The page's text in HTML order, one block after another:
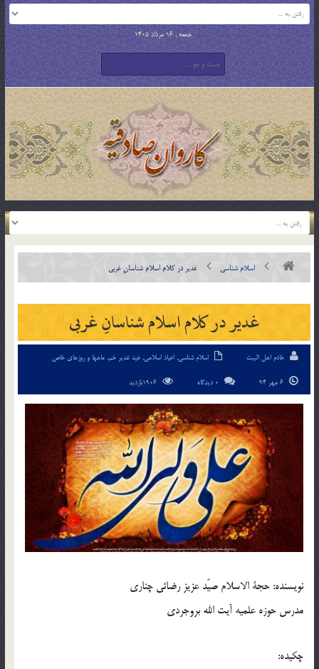
جمعه , 16 مرداد 1405
اسلام شناسی غدیر در کلام اسلام شناسانِ غربی
غدیر در کلام اسلام شناسانِ غربی
خادم اهل البیت اسلام شناسی, اعیاد اسلامی,عید غدیر خم, ماهها و روزهای خاص
0 دیدگاه
نویسنده: حجة الاسلام صیّد عزیز رضائی چناری
مدرس حوزه علمیه آیت الله بروجردی
چکیده: